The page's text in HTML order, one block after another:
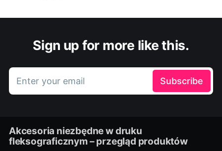
Sign up for more like this.
Enter your email Subscribe
Akcesoria niezbędne w druku
fleksograficznym – przegląd produktów